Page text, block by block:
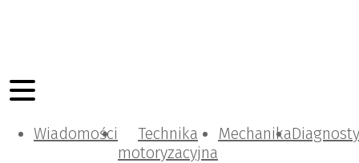
Wiadomości
Technika
motoryzacyjna
Mechanika